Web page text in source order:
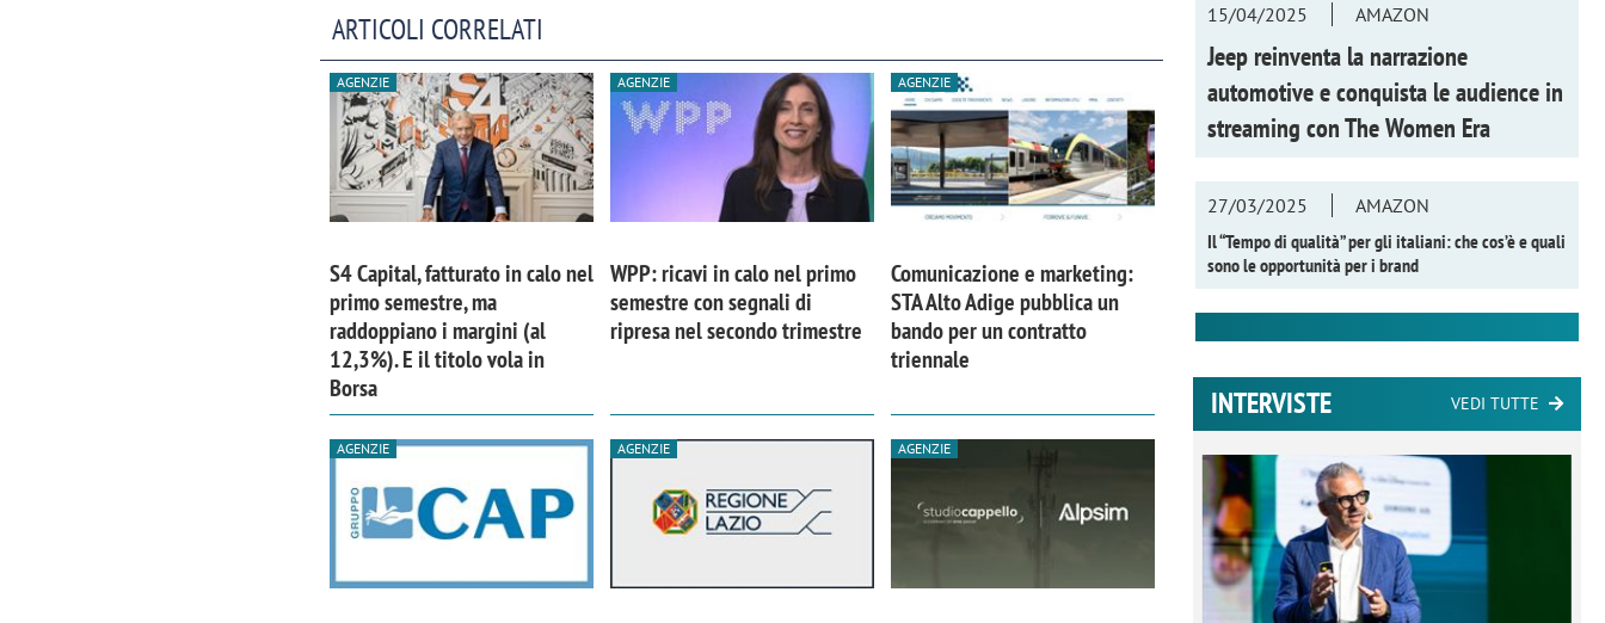
ARTICOLI CORRELATI
AGENZIE
S4 Capital, fatturato in calo nel
primo semestre, ma
raddoppiano i margini (al
12,3%). E il titolo vola in
Borsa
AGENZIE
WPP: ricavi in calo nel primo
semestre con segnali di
ripresa nel secondo trimestre
AGENZIE
Comunicazione e marketing:
STA Alto Adige pubblica un
bando per un contratto
triennale
AGENZIE AGENZIE AGENZIE
15/04/2025 AMAZON
Jeep reinventa la narrazione
automotive e conquista le audience in
streaming conThe Women Era
27/03/2025
AMAZON
Il “Tempo di qualità” per gli italiani: che cos’è e quali
sono le opportunità per i brand
INTERVISTE VEDI TUTTE